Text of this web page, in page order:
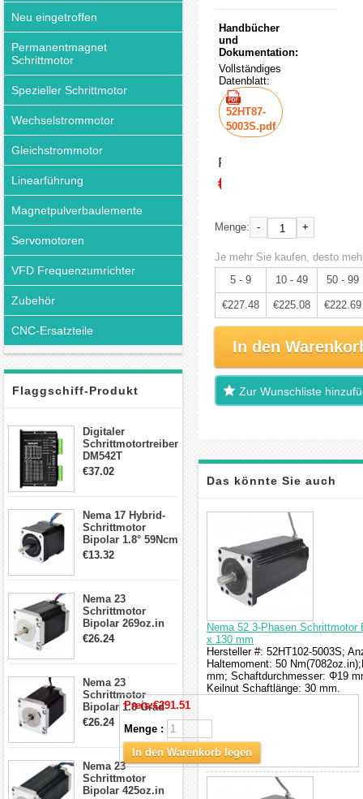
Neu eingetroffen
Permanentmagnet
Schrittmotor
Spezieller Schrittmotor
Wechselstrommotor
Gleichstrommotor
Linearführung
Magnetpulverbaulemente
Servomotoren
VFD Frequenzumrichter
Zubehör
CNC-Ersatzteile
Flaggschiff-Produkt
Digitaler
Schrittmotortreiber
DM542T
Schrittmotor
Schrittmotor
€37.02
Nema 17 Hybrid-
Schrittmotor
Bipolar 1.8° 59Ncm
2A 4 Drähte mit 1m
€13.32
Nema 23
Schrittmotor
Bipolar 269oz.in
2,8A 57x57x76mm
€26.24
Nema 23
Schrittmotor
Bipolar 1.8 Grad
1.9Nm 3A 3.36V 4
Drähte CNC
Schrittmotor DIY
CNC Fräse
€26.24
Nema 23
Schrittmotor
Bipolar 425oz.in
Handbücher
und
Dokumentation:
Vollständiges
Datenblatt:
52HT87-
5003S.pdf
Preis:
€239.45
Menge: - +
Je mehr Sie kaufen, desto
5 - 9
10 - 49 50 - 99
€227.48 €225.08 €222.69
In den
Zur Wunschliste
Das könnte Sie auch
interessieren
Nema 52 3-Phasen
x 130 mm
Hersteller #: 52HT102-5003S;
Haltemoment: 50
mm; Schaftdurchmesser: Φ19
Keilnut Schaftlänge: 30 mm.
Preis:€291.51
Menge :
In den Warenkorb legen